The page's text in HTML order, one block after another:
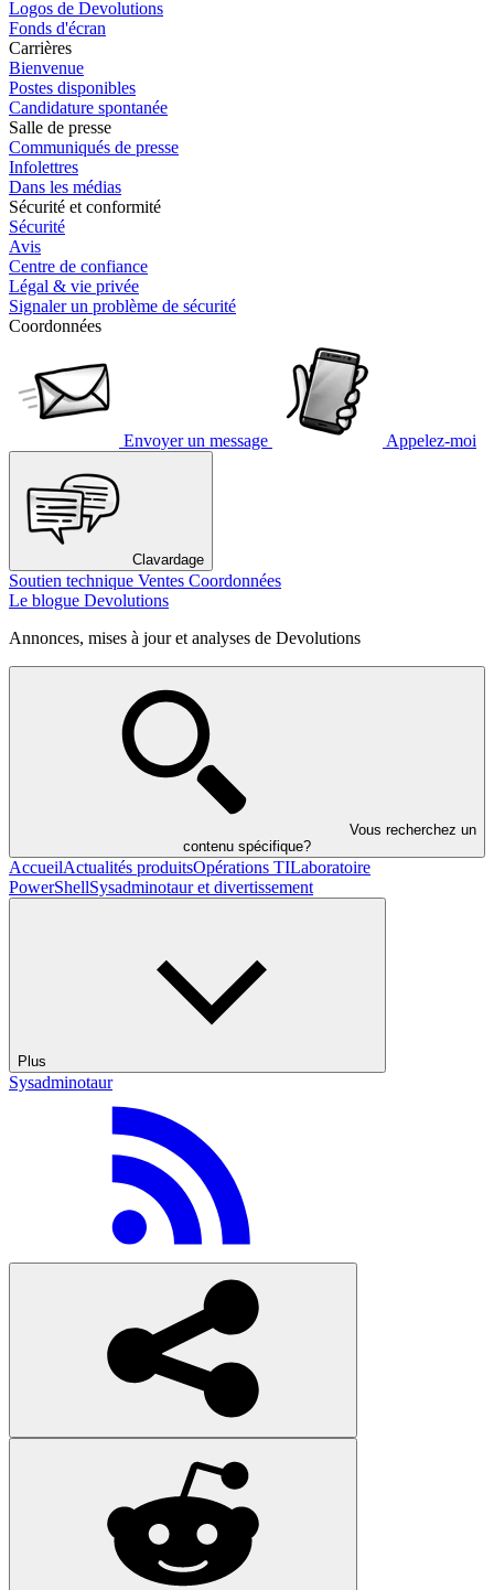
Logos de Devolutions
Fonds d'écran
Carrières
Bienvenue
Postes disponibles
Candidature spontanée
Salle de presse
Communiqués de presse
Infolettres
Dans les médias
Sécurité et conformité
Sécurité
Avis
Centre de confiance
Légal & vie privée
Signaler un problème de sécurité
Coordonnées
Envoyer un message Appelez-moi
Clavardage
Soutien technique Ventes Coordonnées
Le blogue Devolutions
Annonces, mises à jour et analyses de Devolutions
Vous recherchez un
contenu spécifique?
AccueilActualités produitsOpérations TILaboratoire
PowerShellSysadminotaur et divertissement
Plus
Sysadminotaur